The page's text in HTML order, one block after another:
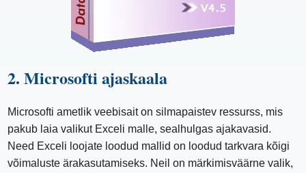
2. Microsofti ajaskaala
Microsofti ametlik veebisait on silmapaistev ressurss, mis
pakub laia valikut Exceli malle, sealhulgas ajakavasid.
Need Exceli loojate loodud mallid on loodud tarkvara kõigi
võimaluste ärakasutamiseks. Neil on märkimisväärne valik,